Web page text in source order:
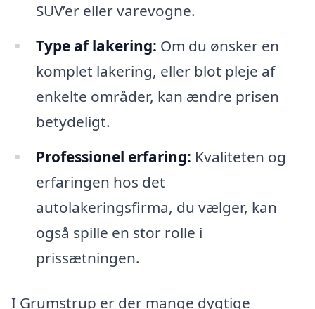
SUV’er eller varevogne.
Type af lakering: Om du ønsker en
komplet lakering, eller blot pleje af
enkelte områder, kan ændre prisen
betydeligt.
Professionel erfaring: Kvaliteten og
erfaringen hos det
autolakeringsfirma, du vælger, kan
også spille en stor rolle i
prissætningen.
I Grumstrup er der mange dygtige